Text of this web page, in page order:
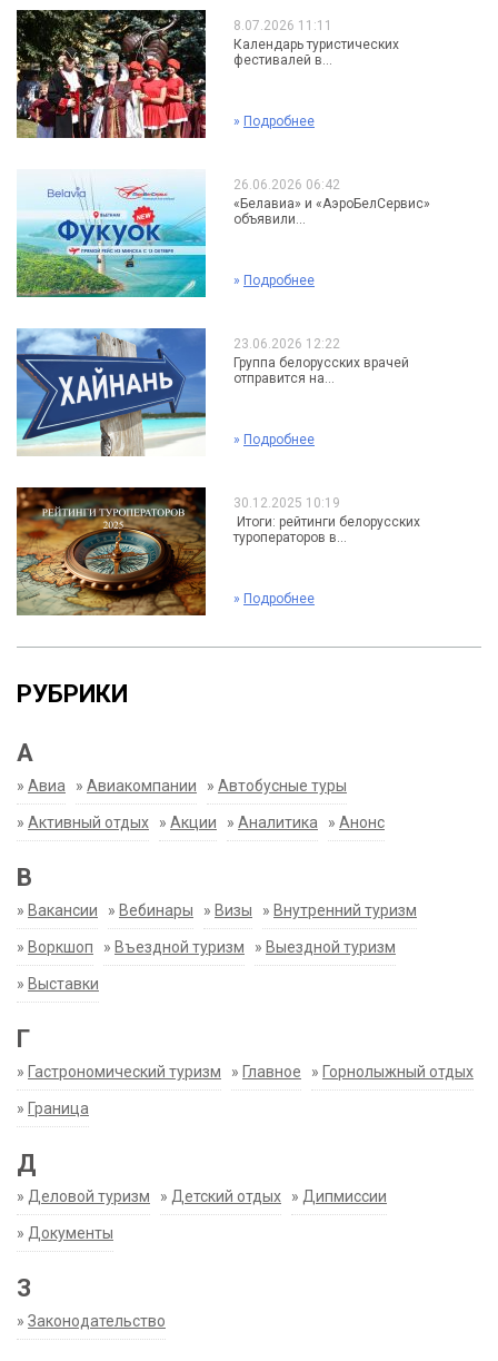
8.07.2026 11:11
Календарь туристических
фестивалей в...
» Подробнее
26.06.2026 06:42
«Белавиа» и «АэроБелСервис»
объявили...
» Подробнее
23.06.2026 12:22
Группа белорусских врачей
отправится на...
» Подробнее
30.12.2025 10:19
Итоги: рейтинги белорусских
туроператоров в...
» Подробнее
РУБРИКИ
А
» Авиа » Авиакомпании » Автобусные туры
» Активный отдых » Акции » Аналитика » Анонс
В
» Вакансии » Вебинары » Визы » Внутренний туризм
» Воркшоп » Въездной туризм » Выездной туризм
» Выставки
Г
» Гастрономический туризм » Главное » Горнолыжный отдых
» Граница
Д
» Деловой туризм » Детский отдых » Дипмиссии
» Документы
З
» Законодательство